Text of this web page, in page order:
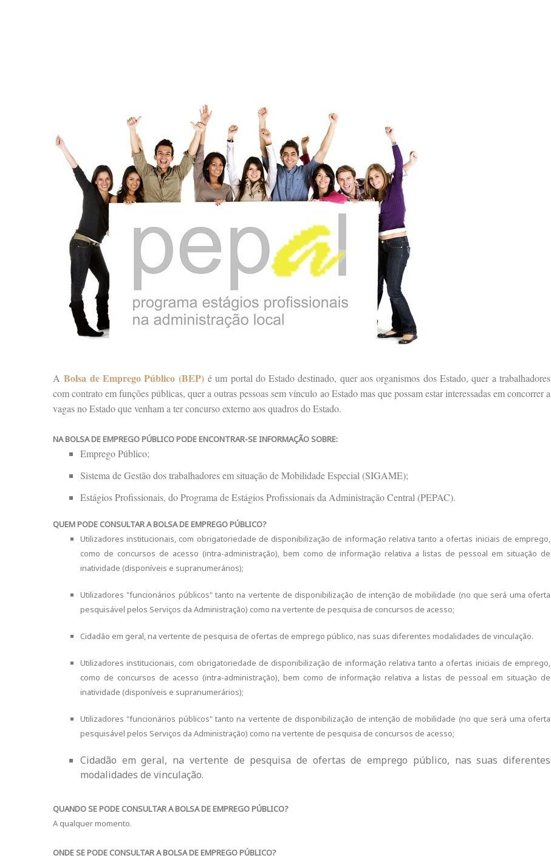
ABolsa de Emprego Público (BEP)é um portal do Estado destinado, quer aos organismos dos Estado, quer a trabalhadores
com contrato em funções públicas, quer a outras pessoas sem vínculo ao Estado mas que possam estar interessadas em concorrer a
vagas no Estado que venham a ter concurso externo aos quadros do Estado.
NA BOLSA DE EMPREGO PÚBLICO PODE ENCONTRAR-SE INFORMAÇÃO SOBRE:
Emprego Público;
Sistema de Gestão dos trabalhadores em situação de Mobilidade Especial (SIGAME);
Estágios Profissionais, do Programa de Estágios Profissionais da Administração Central (PEPAC).
QUEM PODE CONSULTAR A BOLSA DE EMPREGO PÚBLICO?
Utilizadores institucionais, com obrigatoriedade de disponibilização de informação relativa tanto a ofertas iniciais de emprego,
como de concursos de acesso (intra-administração), bem como de informação relativa a listas de pessoal em situação de
inatividade (disponíveis e supranumerários);
Utilizadores "funcionários públicos" tanto na vertente de disponibilização de intenção de mobilidade (no que será uma oferta
pesquisável pelos Serviços da Administração) como na vertente de pesquisa de concursos de acesso;
Cidadão em geral, na vertente de pesquisa de ofertas de emprego público, nas suas diferentes modalidades de vinculação.
Utilizadores institucionais, com obrigatoriedade de disponibilização de informação relativa tanto a ofertas iniciais de emprego,
como de concursos de acesso (intra-administração), bem como de informação relativa a listas de pessoal em situação de
inatividade (disponíveis e supranumerários);
Utilizadores "funcionários públicos" tanto na vertente de disponibilização de intenção de mobilidade (no que será uma oferta
pesquisável pelos Serviços da Administração) como na vertente de pesquisa de concursos de acesso;
Cidadão em geral, na vertente de pesquisa de ofertas de emprego público, nas suas diferentes
modalidades de vinculação.
QUANDO SE PODE CONSULTAR A BOLSA DE EMPREGO PÚBLICO?
A qualquer momento.
ONDE SE PODE CONSULTAR A BOLSA DE EMPREGO PÚBLICO?